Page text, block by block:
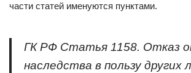
части статей именуются пунктами.
ГК РФ Статья 1158. Отказ
наследства в пользу других